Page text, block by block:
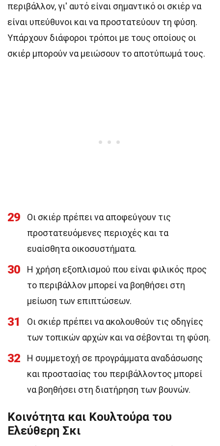
περιβάλλον, γι' αυτό είναι σημαντικό οι σκιέρ να
είναι υπεύθυνοι και να προστατεύουν τη φύση.
Υπάρχουν διάφοροι τρόποι με τους οποίους οι
σκιέρ μπορούν να μειώσουν το αποτύπωμά τους.
29
Οι σκιέρ πρέπει να αποφεύγουν τις
προστατευόμενες περιοχές και τα
ευαίσθητα οικοσυστήματα.
30
Η χρήση εξοπλισμού που είναι φιλικός προς
το περιβάλλον μπορεί να βοηθήσει στη
μείωση των επιπτώσεων.
31
Οι σκιέρ πρέπει να ακολουθούν τις οδηγίες
των τοπικών αρχών και να σέβονται τη φύση.
32
Η συμμετοχή σε προγράμματα αναδάσωσης
και προστασίας του περιβάλλοντος μπορεί
να βοηθήσει στη διατήρηση των βουνών.
Κοινότητα και Κουλτούρα του
Ελεύθερη Σκι